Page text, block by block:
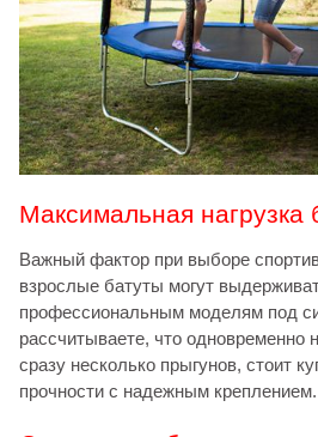
Максимальная нагрузка
Важный фактор при выборе
взрослые батуты могут
профессиональным моделям под
рассчитываете, что одновременно
сразу несколько прыгунов, стоит
прочности с надежным креплением.